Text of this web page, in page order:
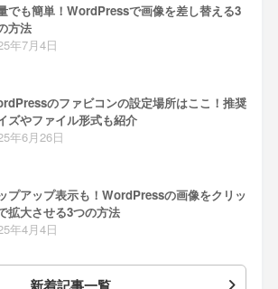
でも簡単！WordPressで画像を差し替える3
方法
年7月4日
のファビコンの設定場所はここ！推奨
ズやファイル形式も紹介
年6月26日
プアップ表示も！WordPressの画像をクリッ
拡大させる3つの方法
年4月4日
新着記事一覧